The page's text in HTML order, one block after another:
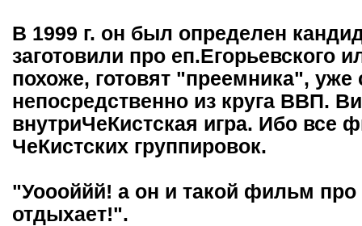
В 1999 г. он был определен
заготовили про еп.Егорьевского
похоже, готовят "преемника",
непосредственно из круга ВВП.
внутриЧеКистская игра. Ибо все
ЧеКистских группировок.
"Уоооййй! а он и такой фильм
отдыхает!".